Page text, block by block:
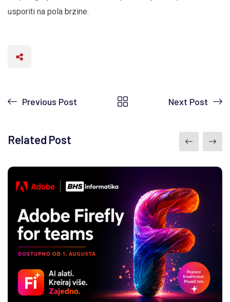
usporiti na pola brzine.
Previous Post Next Post
Related Post